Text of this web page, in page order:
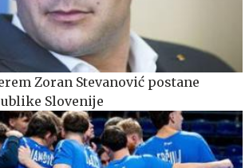
Zoran Stevanović postane
Slovenije